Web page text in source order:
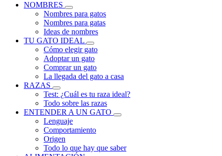
NOMBRES
Nombres para gatos
Nombres para gatas
Ideas de nombres
TU GATO IDEAL
Cómo elegir gato
Adoptar un gato
Comprar un gato
La llegada del gato a casa
RAZAS
Test: ¿Cuál es tu raza ideal?
Todo sobre las razas
ENTENDER A UN GATO
Lenguaje
Comportamiento
Origen
Todo lo que hay que saber